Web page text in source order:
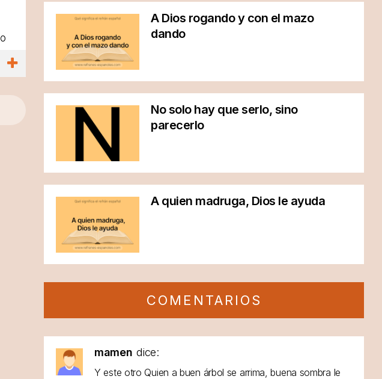
A Dios rogando y con el mazo
dando
No solo hay que serlo, sino
parecerlo
A quien madruga, Dios le ayuda
COMENTARIOS
mamen dice:
Y este otro Quien a buen árbol se arrima, buena sombra le